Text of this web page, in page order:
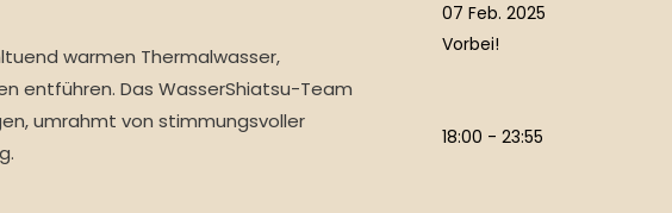
warmen Thermalwasser,
entführen. Das WasserShiatsu-Team
umrahmt von stimmungsvoller
07 Feb. 2025
Vorbei!
18:00 - 23:55